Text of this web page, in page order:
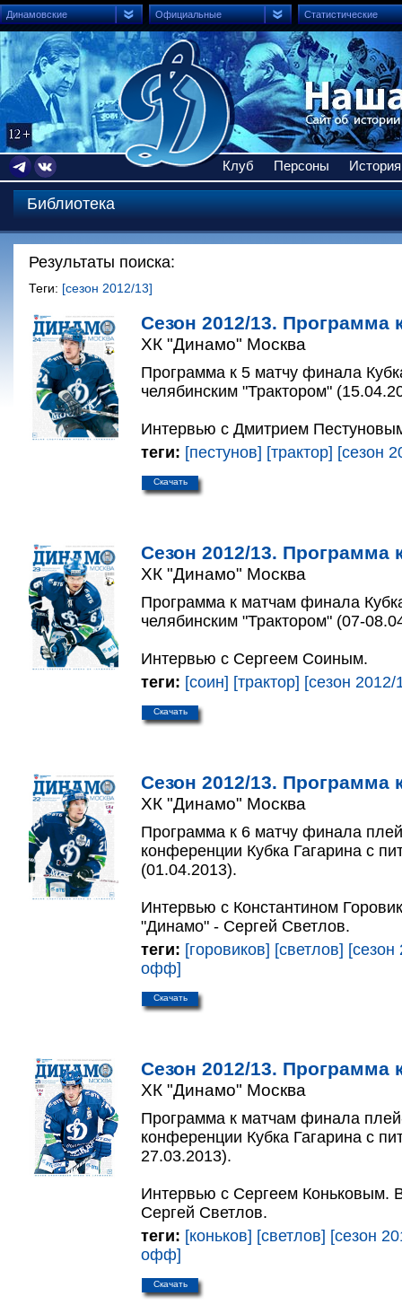
Динамовские Официальные Статистические
Клуб Персоны История
Библиотека
Результаты поиска:
Теги: [сезон 2012/13]
Сезон 2012/13. Программа
ХК "Динамо" Москва
Программа к 5 матчу финала
челябинским "Трактором"
Интервью с Дмитрием
теги: [пестунов] [трактор] [сезон
Скачать
Сезон 2012/13. Программа
ХК "Динамо" Москва
Программа к матчам финала
челябинским "Трактором" (07-
Интервью с Сергеем Соиным.
теги: [соин] [трактор] [сезон 2012/
Скачать
Сезон 2012/13. Программа
ХК "Динамо" Москва
Программа к 6 матчу финала
конференции Кубка Гагарина с
(01.04.2013).
Интервью с Константином
"Динамо" - Сергей Светлов.
теги: [горовиков] [светлов] [сезон
офф]
Скачать
Сезон 2012/13. Программа
ХК "Динамо" Москва
Программа к матчам финала
конференции Кубка Гагарина с
27.03.2013).
Интервью с Сергеем Коньковым.
Сергей Светлов.
теги: [коньков] [светлов] [сезон
офф]
Скачать